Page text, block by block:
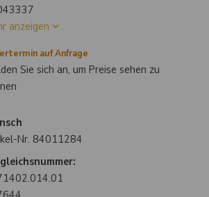
anzeigen
auf Anfrage
Sie sich an, um Preise sehen zu
Nr. 84011284